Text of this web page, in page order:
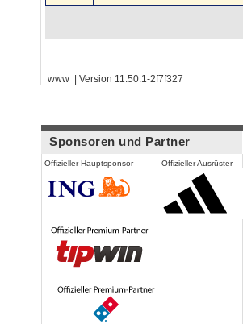
www | Version 11.50.1-2f7f327
Sponsoren und Partner
Offizieller Hauptsponsor Offizieller Ausrüster